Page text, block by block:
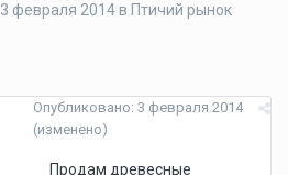
3 февраля 2014в Птичий рынок
Опубликовано: 3 февраля 2014
(изменено)
Продам древесные